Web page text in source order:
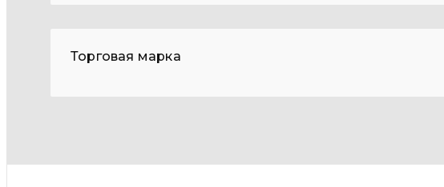
Торговая марка